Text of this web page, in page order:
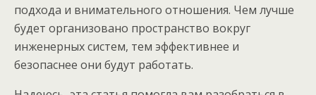
подхода и внимательного отношения. Чем лучше
будет организовано пространство вокруг
инженерных систем, тем эффективнее и
безопаснее они будут работать.